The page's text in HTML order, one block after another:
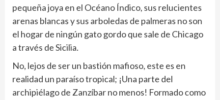
pequeña joya en el Océano Índico, sus relucientes
arenas blancas y sus arboledas de palmeras no son
el hogar de ningún gato gordo que sale de Chicago
a través de Sicilia.
No, lejos de ser un bastión mafioso, este es en
realidad un paraíso tropical; ¡Una parte del
archipiélago de Zanzíbar no menos! Formado como